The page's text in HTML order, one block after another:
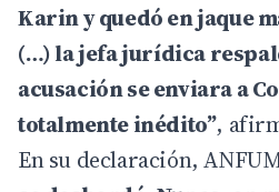
Karin y quedó en jaque
(…) la jefa jurídica
acusación se enviara a
totalmente inédito”,
En su declaración,